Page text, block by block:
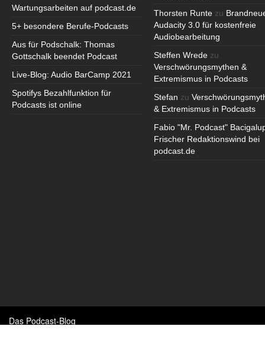
Wartungsarbeiten auf podcast.de
5+ besondere Berufe-Podcasts
Aus für Podschalk: Thomas
Gottschalk beendet Podcast
Live-Blog: Audio BarCamp 2021
Spotifys Bezahlfunktion für
Podcasts ist online
Thorsten Runte zu
Audacity 3.0 für kostenfreie
Audiobearbeitung
Steffen Wrede zu
Verschwörungsmythen &
Extremismus in Podcasts
Stefan zu
& Extremismus in Podcasts
Fabio "Mr. Podcast"
Frischer Redaktionswind bei
podcast.de
Das Podcast-Blog